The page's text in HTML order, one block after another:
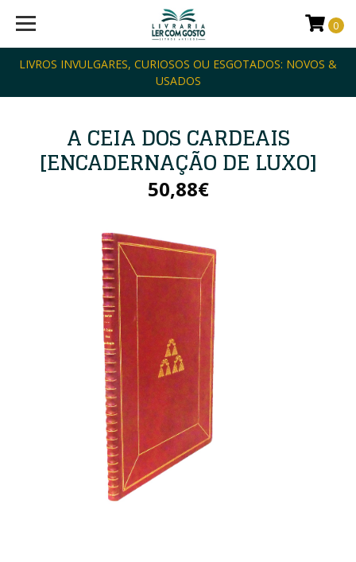
LIVROS INVULGARES, CURIOSOS OU ESGOTADOS: NOVOS &
USADOS
0
A CEIA DOS CARDEAIS
[ENCADERNAÇÃO DE LUXO]
50,88€